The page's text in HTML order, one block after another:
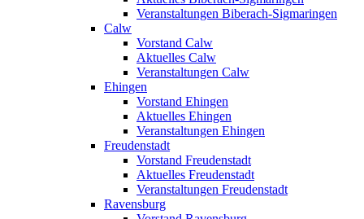
Veranstaltungen Biberach-Sigmaringen
Calw
Vorstand Calw
Aktuelles Calw
Veranstaltungen Calw
Ehingen
Vorstand Ehingen
Aktuelles Ehingen
Veranstaltungen Ehingen
Freudenstadt
Vorstand Freudenstadt
Aktuelles Freudenstadt
Veranstaltungen Freudenstadt
Ravensburg